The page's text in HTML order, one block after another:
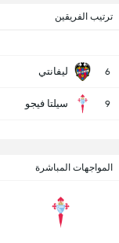
ترتيب الفريقين
6 ليفانتي
9 سيلتا فيجو
المواجهات المباشرة